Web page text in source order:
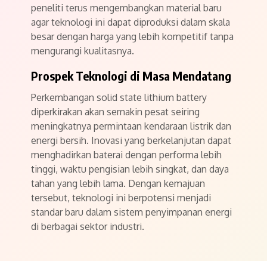
peneliti terus mengembangkan material baru
agar teknologi ini dapat diproduksi dalam skala
besar dengan harga yang lebih kompetitif tanpa
mengurangi kualitasnya.
Prospek Teknologi di Masa Mendatang
Perkembangan solid state lithium battery
diperkirakan akan semakin pesat seiring
meningkatnya permintaan kendaraan listrik dan
energi bersih. Inovasi yang berkelanjutan dapat
menghadirkan baterai dengan performa lebih
tinggi, waktu pengisian lebih singkat, dan daya
tahan yang lebih lama. Dengan kemajuan
tersebut, teknologi ini berpotensi menjadi
standar baru dalam sistem penyimpanan energi
di berbagai sektor industri.